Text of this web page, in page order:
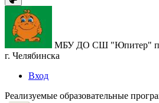
МБУ ДО СШ "Юпитер" по
г. Челябинска
Вход
Реализуемые образовательные